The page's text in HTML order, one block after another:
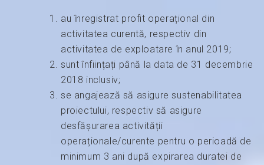
au înregistrat profit operațional din
activitatea curentă, respectiv din
activitatea de exploatare în anul 2019;
sunt înființați până la data de 31 decembrie
2018 inclusiv;
se angajează să asigure sustenabilitatea
proiectului, respectiv să asigure
desfășurarea activității
operaționale/curente pentru o perioadă de
minimum 3 ani după expirarea duratei de